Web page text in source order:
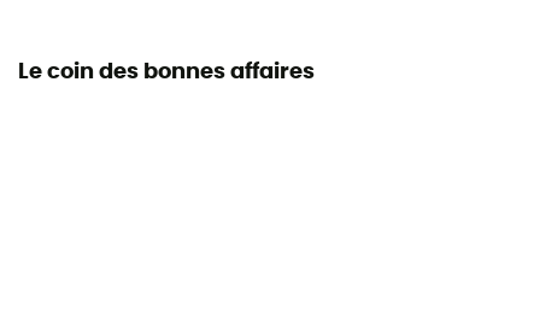
Le coin des bonnes affaires